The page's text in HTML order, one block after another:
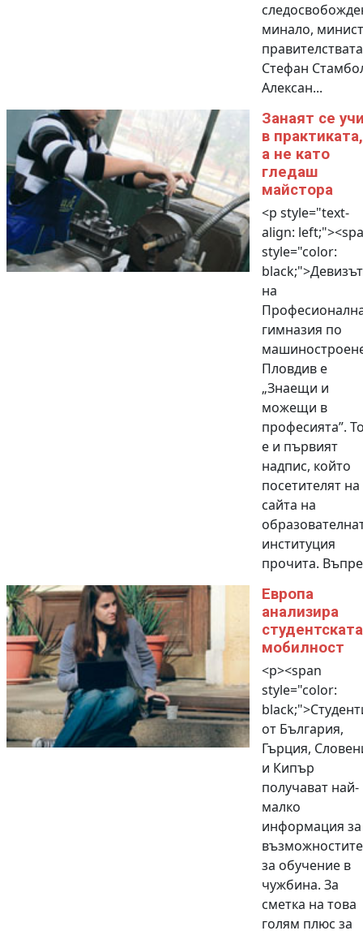
минало,
Стефан
Алексан...
Занаят се
в практиката,
а не като
гледаш
майстора
<p style="text-
align:
style="color:
black;">Девизът
на
гимназия по
Пловдив е
„Знаещи и
можещи в
професията”.
е и първият
надпис, който
посетителят на
сайта на
институция
прочита.
Европа
анализира
студентската
мобилност
<p><span
style="color:
от България,
Гърция,
и Кипър
получават най-
малко
информация за
за обучение в
чужбина. За
сметка на това
голям плюс за